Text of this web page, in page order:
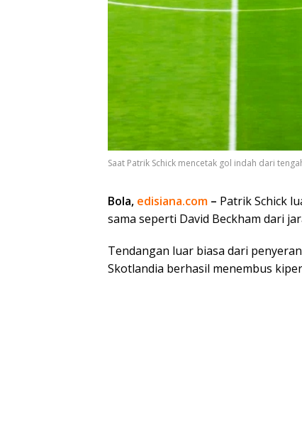
Saat Patrik Schick mencetak gol indah dari
Bola, edisiana.com – Patrik Schick
sama seperti David Beckham dari
Tendangan luar biasa dari
Skotlandia berhasil menembus